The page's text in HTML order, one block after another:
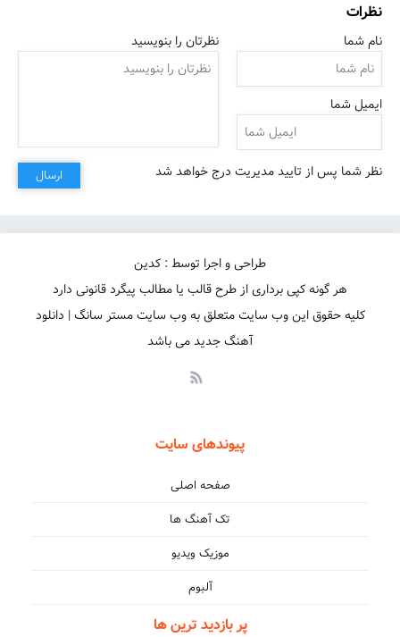
نظرات
نام شما
ایمیل شما
نظرتان را بنویسید
نظر شما پس از تایید مدیریت درج خواهد شد ارسال
طراحی و اجرا توسط : کدین
هر گونه کپی برداری از طرح قالب یا مطالب پیگرد قانونی دارد
کلیه حقوق این وب سایت متعلق به وب سایت مستر سانگ | دانلود
آهنگ جدید می باشد
پیوندهای سایت
صفحه اصلی
تک آهنگ ها
موزیک ویدیو
آلبوم
پر بازدید ترین ها